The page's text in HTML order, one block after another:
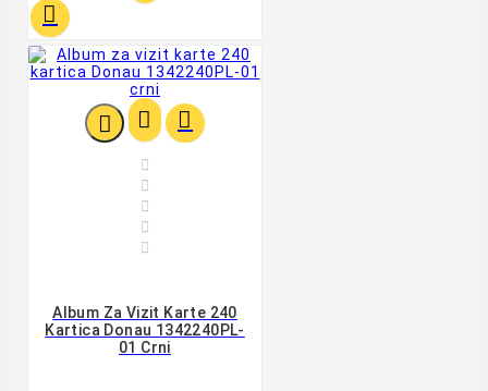

  





Album Za Vizit Karte 240
Kartica Donau 1342240PL-
01 Crni